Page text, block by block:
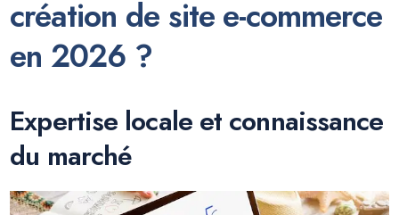
création de site e-commerce
en 2026 ?
Expertise locale et connaissance
du marché